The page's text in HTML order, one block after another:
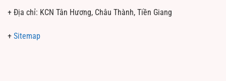
+ Địa chỉ: KCN Tân Hương, Châu Thành, Tiền Giang
+ Sitemap